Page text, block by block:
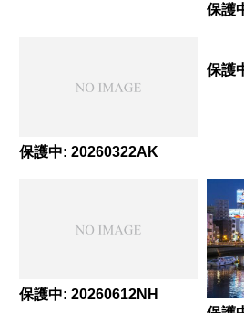
保護
保護中: 20260322AK
保護
保護中: 20260612NH